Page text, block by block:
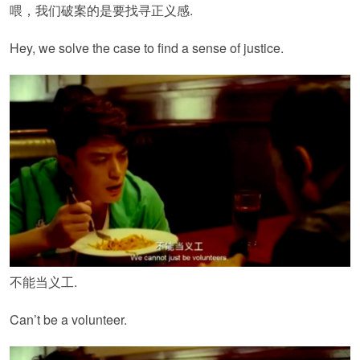
喂，我们破案的是要找寻正义感.
Hey, we solve the case to find a sense of justice.
不能当义工.
Can’t be a volunteer.